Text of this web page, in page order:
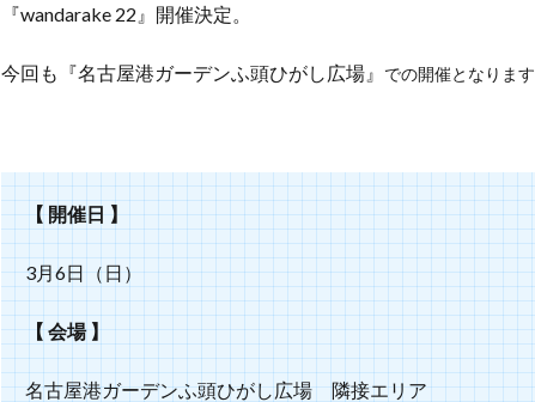
『wandarake 22』開催決定。
今回も『名古屋港ガーデンふ頭ひがし広場』 での開催となります
【 開催日 】
3月6日（日）
【 会場 】
名古屋港ガーデンふ頭ひがし広場 隣接エリア